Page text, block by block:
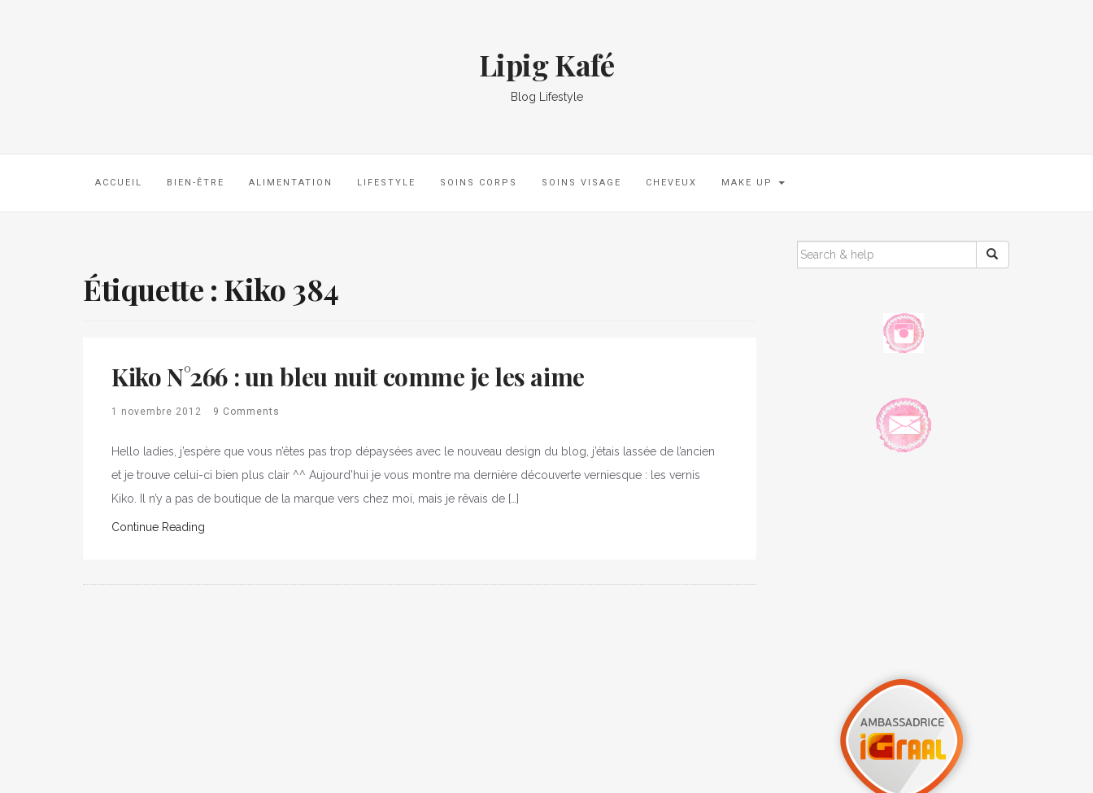
Lipig Kafé
Blog Lifestyle
ACCUEIL BIEN-ÊTRE ALIMENTATION LIFESTYLE SOINS CORPS SOINS VISAGE CHEVEUX MAKE UP
Étiquette : Kiko 384
Kiko N°266 : un bleu nuit comme je les aime
1 novembre 2012 9 Comments
Hello ladies, j’espère que vous n’êtes pas trop dépaysées avec le nouveau design du blog, j’étais lassée de l’ancien
et je trouve celui-ci bien plus clair ^^ Aujourd’hui je vous montre ma dernière découverte verniesque : les vernis
Kiko. Il n’y a pas de boutique de la marque vers chez moi, mais je rêvais de […]
Continue Reading
SEARCH
FOR: